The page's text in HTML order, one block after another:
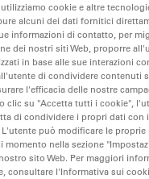
cookie e altre
alcuni dei dati fornitici
informazioni di contatto, per
dei nostri siti Web, proporre
in base alle sue interazioni
di condividere contenuti
l'efficacia delle nostre
clic su "Accetta tutti i cookie",
di condividere i propri dati con
può modificare le proprie
momento nella sezione
sito Web. Per maggiori
consultare l'Informativa sui